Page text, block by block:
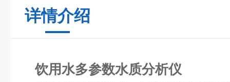
详情介绍
饮用水多参数水质分析仪